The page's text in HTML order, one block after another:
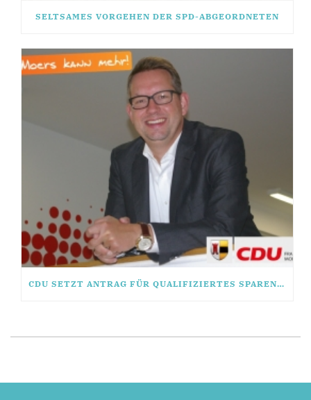
SELTSAMES VORGEHEN DER SPD-ABGEORDNETEN
CDU SETZT ANTRAG FÜR QUALIFIZIERTES SPAREN DURCH